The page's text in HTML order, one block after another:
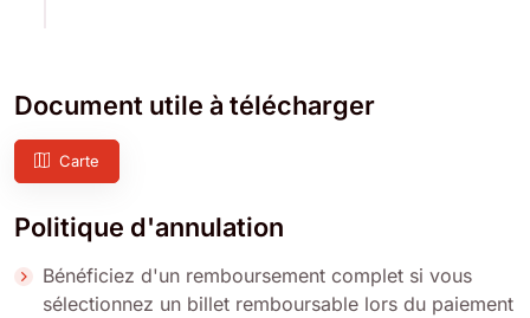
Document utile à télécharger
Carte
Politique d'annulation
Bénéficiez d'un remboursement complet si vous
sélectionnez un billet remboursable lors du paiement